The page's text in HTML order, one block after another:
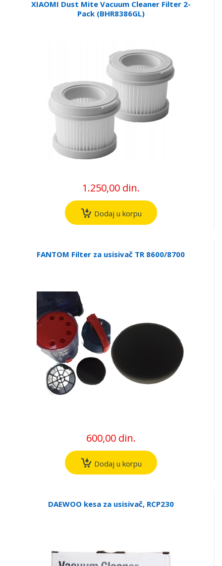
XIAOMI Dust Mite Vacuum Cleaner Filter 2-
Pack (BHR8386GL)
1.250,00 din.
Dodaj u korpu
FANTOM Filter za usisivač TR 8600/8700
600,00 din.
Dodaj u korpu
DAEWOO kesa za usisivač, RCP230